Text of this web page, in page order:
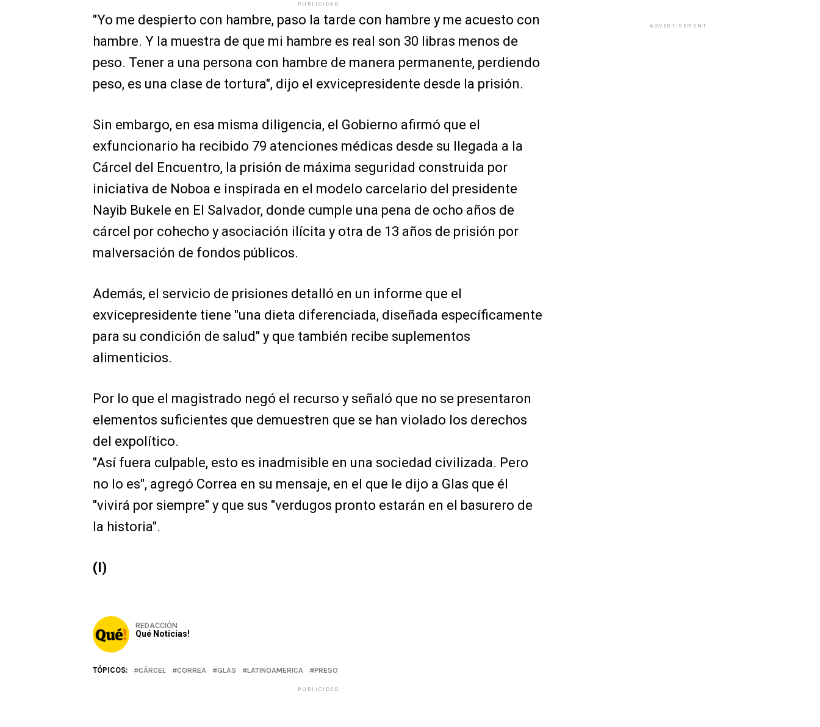
PUBLICIDAD
"Yo me despierto con hambre, paso la tarde con hambre y me acuesto con
hambre. Y la muestra de que mi hambre es real son 30 libras menos de
peso. Tener a una persona con hambre de manera permanente, perdiendo
peso, es una clase de tortura", dijo el exvicepresidente desde la prisión.
Sin embargo, en esa misma diligencia, el Gobierno afirmó que el
exfuncionario ha recibido 79 atenciones médicas desde su llegada a la
Cárcel del Encuentro, la prisión de máxima seguridad construida por
iniciativa de Noboa e inspirada en el modelo carcelario del presidente
Nayib Bukele en El Salvador, donde cumple una pena de ocho años de
cárcel por cohecho y asociación ilícita y otra de 13 años de prisión por
malversación de fondos públicos.
Además, el servicio de prisiones detalló en un informe que el
exvicepresidente tiene "una dieta diferenciada, diseñada específicamente
para su condición de salud" y que también recibe suplementos
alimenticios.
Por lo que el magistrado negó el recurso y señaló que no se presentaron
elementos suficientes que demuestren que se han violado los derechos
del expolítico.
"Así fuera culpable, esto es inadmisible en una sociedad civilizada. Pero
no lo es", agregó Correa en su mensaje, en el que le dijo a Glas que él
"vivirá por siempre" y que sus "verdugos pronto estarán en el basurero de
la historia".
(I)
REDACCIÓN
Qué Noticias!
TÓPICOS: CÁRCEL CORREA GLAS LATINOAMERICA PRESO
PUBLICIDAD
ADVERTISEMENT